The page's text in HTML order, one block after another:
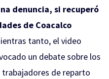
denuncia, si recuperó
de Coacalco
tanto, el video
un debate sobre los
de reparto